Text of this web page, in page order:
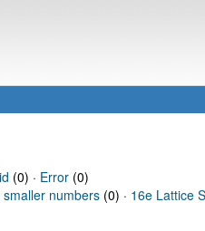
(0) · Error(0)
numbers (0) · 16e Lattice